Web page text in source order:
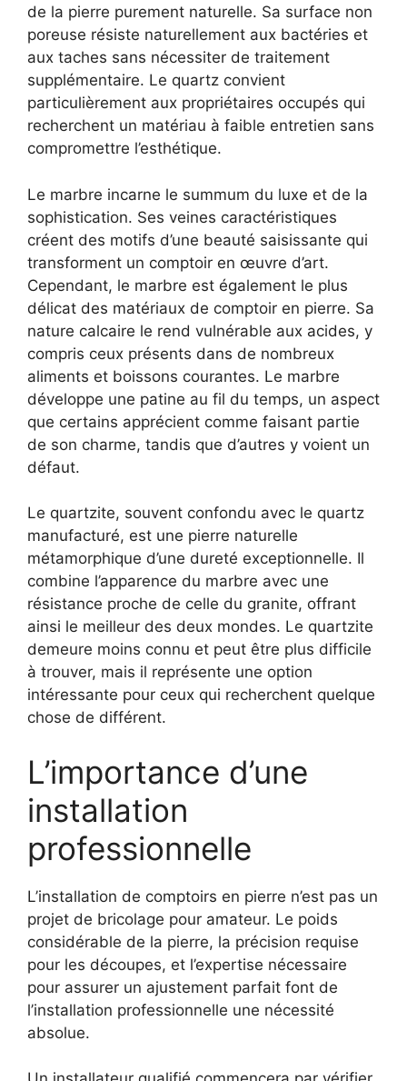
de la pierre purement naturelle. Sa surface non
poreuse résiste naturellement aux bactéries et
aux taches sans nécessiter de traitement
supplémentaire. Le quartz convient
particulièrement aux propriétaires occupés qui
recherchent un matériau à faible entretien sans
compromettre l’esthétique.
Le marbre incarne le summum du luxe et de la
sophistication. Ses veines caractéristiques
créent des motifs d’une beauté saisissante qui
transforment un comptoir en œuvre d’art.
Cependant, le marbre est également le plus
délicat des matériaux de comptoir en pierre. Sa
nature calcaire le rend vulnérable aux acides, y
compris ceux présents dans de nombreux
aliments et boissons courantes. Le marbre
développe une patine au fil du temps, un aspect
que certains apprécient comme faisant partie
de son charme, tandis que d’autres y voient un
défaut.
Le quartzite, souvent confondu avec le quartz
manufacturé, est une pierre naturelle
métamorphique d’une dureté exceptionnelle. Il
combine l’apparence du marbre avec une
résistance proche de celle du granite, offrant
ainsi le meilleur des deux mondes. Le quartzite
demeure moins connu et peut être plus difficile
à trouver, mais il représente une option
intéressante pour ceux qui recherchent quelque
chose de différent.
L’importance d’une
installation
professionnelle
L’installation de comptoirs en pierre n’est pas un
projet de bricolage pour amateur. Le poids
considérable de la pierre, la précision requise
pour les découpes, et l’expertise nécessaire
pour assurer un ajustement parfait font de
l’installation professionnelle une nécessité
absolue.